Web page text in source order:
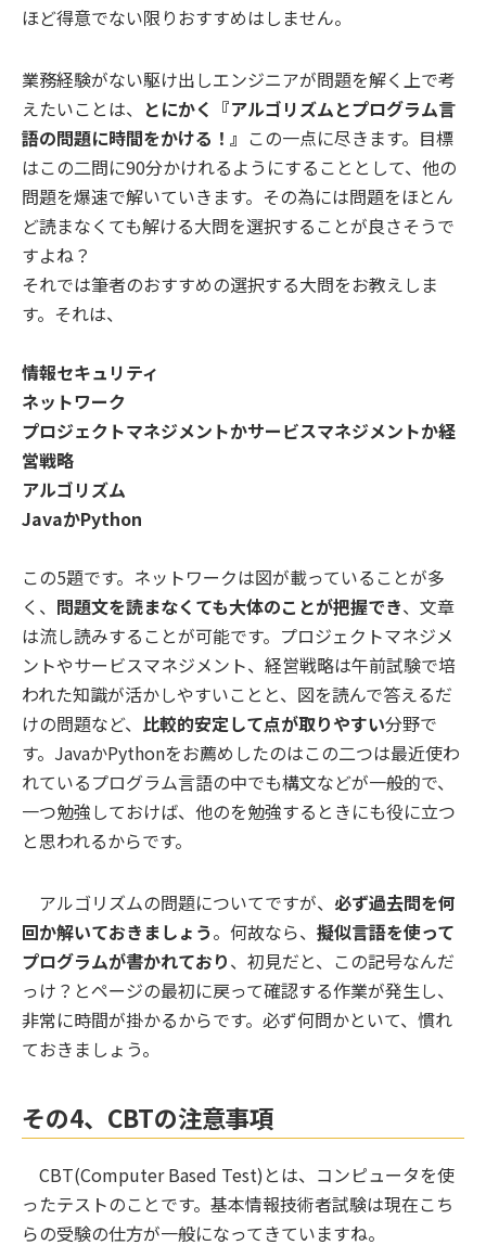
ほど得意でない限りおすすめはしません。
業務経験がない駆け出しエンジニアが問題を解く上で考
えたいことは、 とにかく『アルゴリズムとプログラム言
語の問題に時間をかける！』 この一点に尽きます。目標
はこの二問に90分かけれるようにすることとして、他の
問題を爆速で解いていきます。その為には問題をほとん
ど読まなくても解ける大問を選択することが良さそうで
すよね？
それでは筆者のおすすめの選択する大問をお教えしま
す。それは、
情報セキュリティ
ネットワーク
プロジェクトマネジメントかサービスマネジメントか経
営戦略
アルゴリズム
JavaかPython
この5題です。ネットワークは図が載っていることが多
く、 問題文を読まなくても大体のことが把握でき、文章
は流し読みすることが可能です。プロジェクトマネジメ
ントやサービスマネジメント、経営戦略は午前試験で培
われた知識が活かしやすいことと、図を読んで答えるだ
けの問題など、 比較的安定して点が取りやすい分野で
す。JavaかPythonをお薦めしたのはこの二つは最近使わ
れているプログラム言語の中でも構文などが一般的で、
一つ勉強しておけば、他のを勉強するときにも役に立つ
と思われるからです。
アルゴリズムの問題についてですが、 必ず過去問を何
回か解いておきましょう。何故なら、 擬似言語を使って
プログラムが書かれており、初見だと、この記号なんだ
っけ？とページの最初に戻って確認する作業が発生し、
非常に時間が掛かるからです。必ず何問かといて、慣れ
ておきましょう。
その4、CBTの注意事項
CBT(Computer Based Test)とは、コンピュータを使
ったテストのことです。基本情報技術者試験は現在こち
らの受験の仕方が一般になってきていますね。